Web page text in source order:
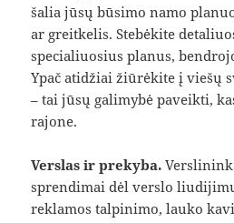
šalia jūsų būsimo namo
ar greitkelis. Stebėkite
specialiuosius planus,
Ypač atidžiai žiūrėkite į viešų
– tai jūsų galimybė paveikti,
rajone.
Verslas ir prekyba.
sprendimai dėl verslo
reklamos talpinimo, lauko